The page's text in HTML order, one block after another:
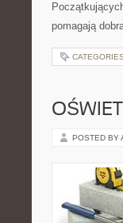
pomagają
POSTED BY